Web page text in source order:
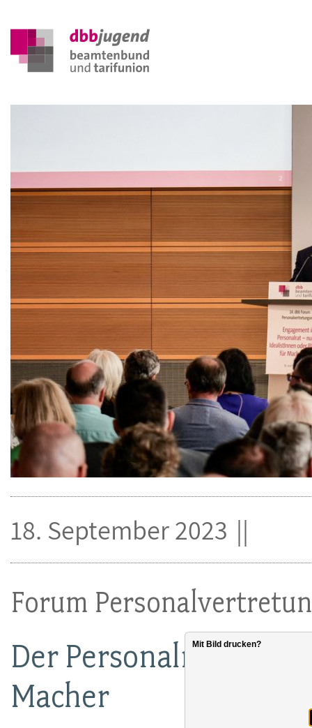
Forum
Der Personalrat:
Macher
18. September 2023
Mit Bild drucken?